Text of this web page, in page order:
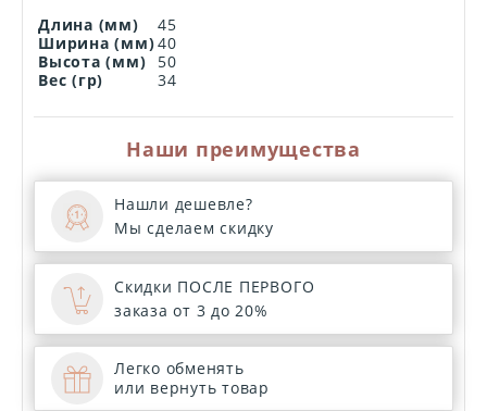
Длина (мм)
45
Ширина (мм)40
Высота (мм)
50
Вес (гр)
34
Наши преимущества
Нашли дешевле?
Мы сделаем скидку
Скидки ПОСЛЕ ПЕРВОГО
заказа от 3 до 20%
Легко обменять
или вернуть товар